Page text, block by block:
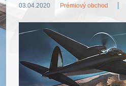
03.04.2020 Prémiový obchod